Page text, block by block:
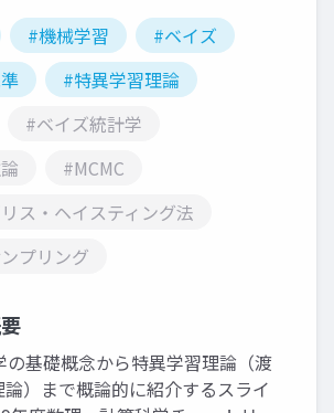
#機械学習
#ベイズ
#特異学習理論
#ベイズ統計学
#MCMC
ス・ヘイスティング法
プリング
の基礎概念から特異学習理論（渡
）まで概論的に紹介するスライ